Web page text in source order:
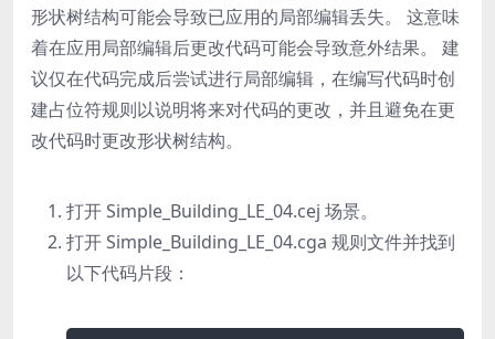
形状树结构可能会导致已应用的局部编辑丢失。 这意味
着在应用局部编辑后更改代码可能会导致意外结果。 建
议仅在代码完成后尝试进行局部编辑，在编写代码时创
建占位符规则以说明将来对代码的更改，并且避免在更
改代码时更改形状树结构。
打开Simple_Building_LE_04.cej 场景。
打开Simple_Building_LE_04.cga 规则文件并找到
以下代码片段：